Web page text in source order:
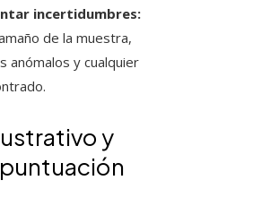
incertidumbres:
de la muestra,
anómalos y cualquier
y